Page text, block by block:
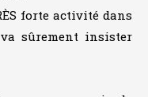
forte activité dans
sûrement insister